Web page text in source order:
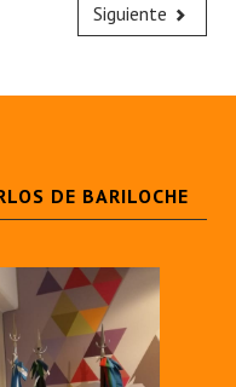
Siguiente
DE BARILOCHE